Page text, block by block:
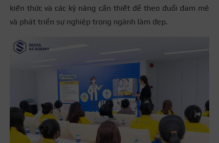
kiến thức và các kỹ năng cần thiết để theo đuổi đam mê
và phát triển sự nghiệp trong ngành làm đẹp.